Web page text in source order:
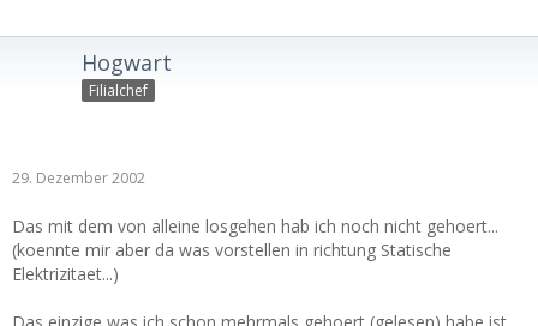
Hogwart
Filialchef
29. Dezember 2002
Das mit dem von alleine losgehen hab ich noch nicht gehoert...
(koennte mir aber da was vorstellen in richtung Statische
Elektrizitaet...)
Das einzige was ich schon mehrmals gehoert (gelesen) habe ist,